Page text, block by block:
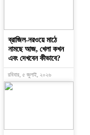
ব্রাজিল-নরওয়ে মাঠে
নামছে আজ, খেলা কখন
এবং দেখবেন কীভাবে?
রবিবার, ৫ জুলাই, ২০২৬